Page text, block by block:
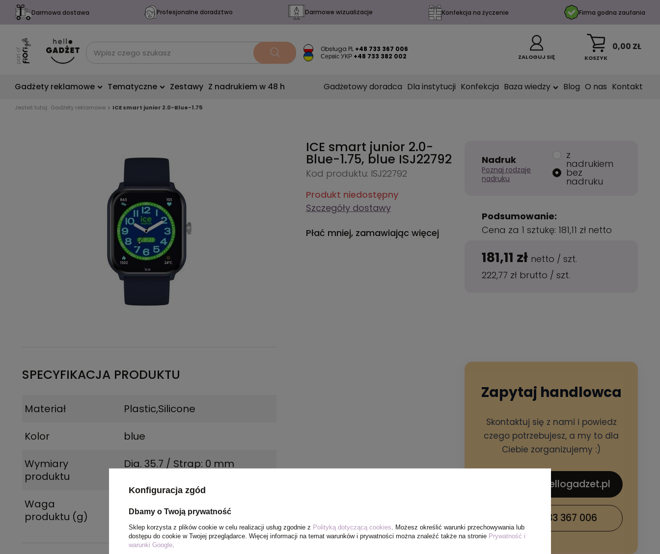
Darmowa dostawa Profesjonalne doradztwo Darmowe wizualizacje Konfekcja na życzenie Firma godna zaufania
Obsługa PL +48 733 367 006
Сервіс УКР +48 733 382 002 ZALOGUJ SIĘ KOSZYK
0,00 ZŁ
Gadżety reklamowe Tematyczne Zestawy Z nadrukiem w 48 h Gadżetowy doradca Dla instytucji Konfekcja Baza wiedzy Blog O nas Kontakt
Jesteś tutaj: Gadżety reklamowe ICE smart junior 2.0-Blue-1.75
SPECYFIKACJA PRODUKTU
Materiał
Plastic,Silicone
Kolor
blue
Wymiary
produktu
Dia. 35.7 / Strap: 0 mm
Waga
produktu (g)
ICE smart junior 2.0-
Blue-1.75, blue ISJ22792
Kod produktu: ISJ22792
Produkt niedostępny
Szczegóły dostawy
Płać mniej, zamawiając więcej
Nadruk
Poznaj rodzaje
nadruku
z
nadrukiem
bez
nadruku
Podsumowanie:
Cena za 1 sztukę: 181,11 zł netto
181,11 zł netto /szt.
222,77 zł brutto /szt.
Zapytaj handlowca
Skontaktuj się z nami i powiedz
czego potrzebujesz, a my to dla
Ciebie zorganizujemy :)
sklep@hellogadzet.pl
+48 733 367 006
Konfiguracja zgód
Dbamy o Twoją prywatność
Sklep korzysta z plików cookie w celu realizacji usług zgodnie z Polityką dotyczącą cookies . Możesz określić warunki przechowywania lub
dostępu do cookie w Twojej przeglądarce. Więcej informacji na temat warunków i prywatności można znaleźć także na stronie Prywatność i
warunki Google